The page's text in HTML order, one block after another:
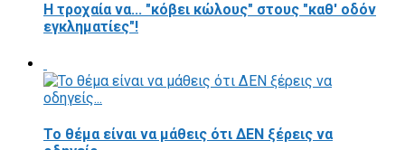
Η τροχαία να... "κόβει κώλους" στους "καθ' οδόν
εγκληματίες"!
Το θέμα είναι να μάθεις ότι ΔΕΝ ξέρεις να